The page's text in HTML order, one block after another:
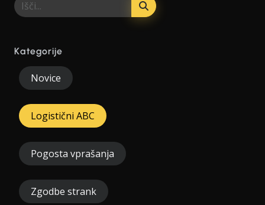
Kategorije
Novice
Logistični ABC
Pogosta vprašanja
Zgodbe strank